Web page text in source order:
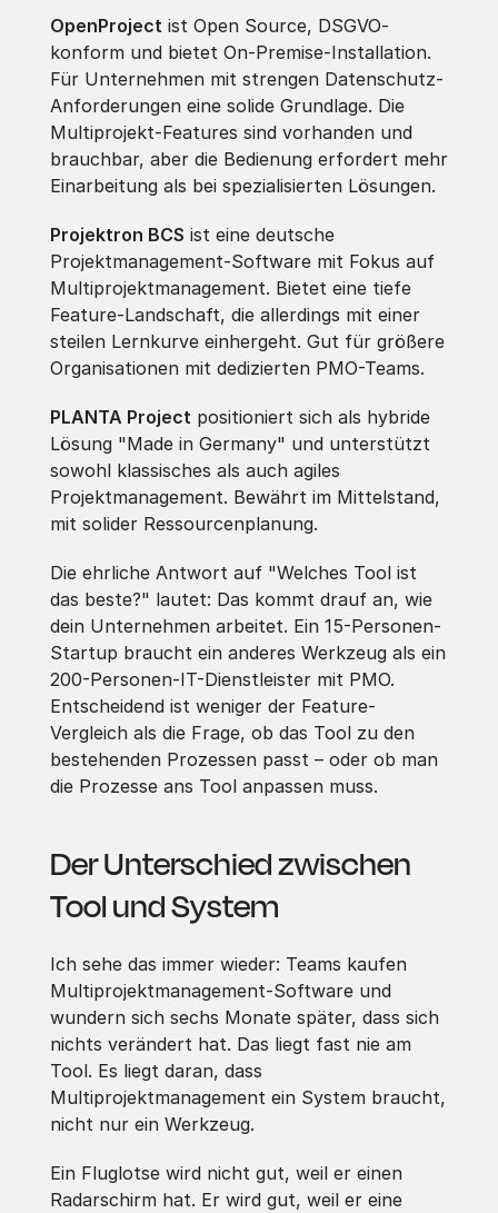
OpenProject ist Open Source, DSGVO-
konform und bietet On-Premise-Installation.
Für Unternehmen mit strengen Datenschutz-
Anforderungen eine solide Grundlage. Die
Multiprojekt-Features sind vorhanden und
brauchbar, aber die Bedienung erfordert mehr
Einarbeitung als bei spezialisierten Lösungen.
Projektron BCS ist eine deutsche
Projektmanagement-Software mit Fokus auf
Multiprojektmanagement. Bietet eine tiefe
Feature-Landschaft, die allerdings mit einer
steilen Lernkurve einhergeht. Gut für größere
Organisationen mit dedizierten PMO-Teams.
PLANTA Project positioniert sich als hybride
Lösung "Made in Germany" und unterstützt
sowohl klassisches als auch agiles
Projektmanagement. Bewährt im Mittelstand,
mit solider Ressourcenplanung.
Die ehrliche Antwort auf "Welches Tool ist
das beste?" lautet: Das kommt drauf an, wie
dein Unternehmen arbeitet. Ein 15-Personen-
Startup braucht ein anderes Werkzeug als ein
200-Personen-IT-Dienstleister mit PMO.
Entscheidend ist weniger der Feature-
Vergleich als die Frage, ob das Tool zu den
bestehenden Prozessen passt – oder ob man
die Prozesse ans Tool anpassen muss.
Der Unterschied zwischen
Tool und System
Ich sehe das immer wieder: Teams kaufen
Multiprojektmanagement-Software und
wundern sich sechs Monate später, dass sich
nichts verändert hat. Das liegt fast nie am
Tool. Es liegt daran, dass
Multiprojektmanagement ein System braucht,
nicht nur ein Werkzeug.
Ein Fluglotse wird nicht gut, weil er einen
Radarschirm hat. Er wird gut, weil er eine